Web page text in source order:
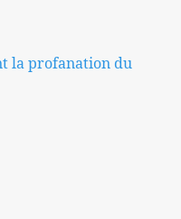
la profanation du